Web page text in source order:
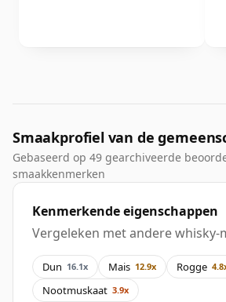
Smaakprofiel van de
Gebaseerd op 49 gearchiveerde
smaakkenmerken
Kenmerkende eigenschappen
Vergeleken met andere whisky-
Dun 16.1x Mais 12.9x Rogge
Nootmuskaat 3.9x